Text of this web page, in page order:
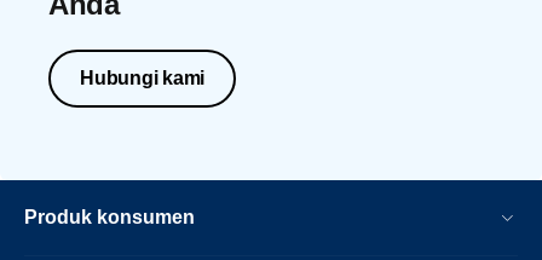
Hubungi kami
Produk konsumen